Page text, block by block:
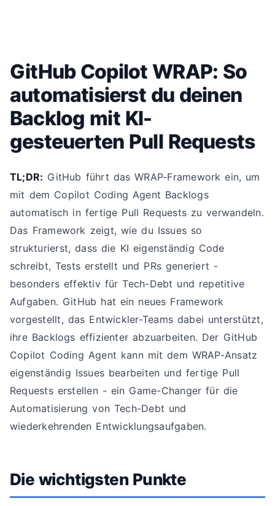
GitHub Copilot WRAP: So
automatisierst du deinen
Backlog mit KI-
gesteuerten Pull Requests
TL;DR: GitHub führt das WRAP-Framework ein, um
mit dem Copilot Coding Agent Backlogs
automatisch in fertige Pull Requests zu verwandeln.
Das Framework zeigt, wie du Issues so
strukturierst, dass die KI eigenständig Code
schreibt, Tests erstellt und PRs generiert -
besonders effektiv für Tech-Debt und repetitive
Aufgaben. GitHub hat ein neues Framework
vorgestellt, das Entwickler-Teams dabei unterstützt,
ihre Backlogs effizienter abzuarbeiten. Der GitHub
Copilot Coding Agent kann mit dem WRAP-Ansatz
eigenständig Issues bearbeiten und fertige Pull
Requests erstellen - ein Game-Changer für die
Automatisierung von Tech-Debt und
wiederkehrenden Entwicklungsaufgaben.
Die wichtigsten Punkte